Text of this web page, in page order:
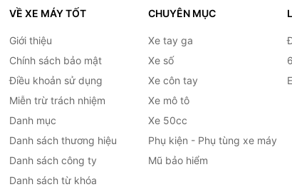
VỀ XE MÁY TỐT
Giới thiệu
Chính sách bảo mật
Điều khoản sử dụng
Miễn trừ trách nhiệm
Danh mục
Danh sách thương hiệu
Danh sách công ty
Danh sách từ khóa
CHUYÊN MỤC
Xe tay ga
Xe số
Xe côn tay
Xe mô tô
Xe 50cc
Phụ kiện - Phụ tùng xe máy
Mũ bảo hiểm